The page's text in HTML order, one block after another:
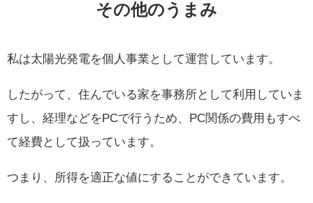
その他のうまみ
私は太陽光発電を個人事業として運営しています。
したがって、住んでいる家を事務所として利用していま
すし、経理などをPCで行うため、PC関係の費用もすべ
て経費として扱っています。
つまり、所得を適正な値にすることができています。